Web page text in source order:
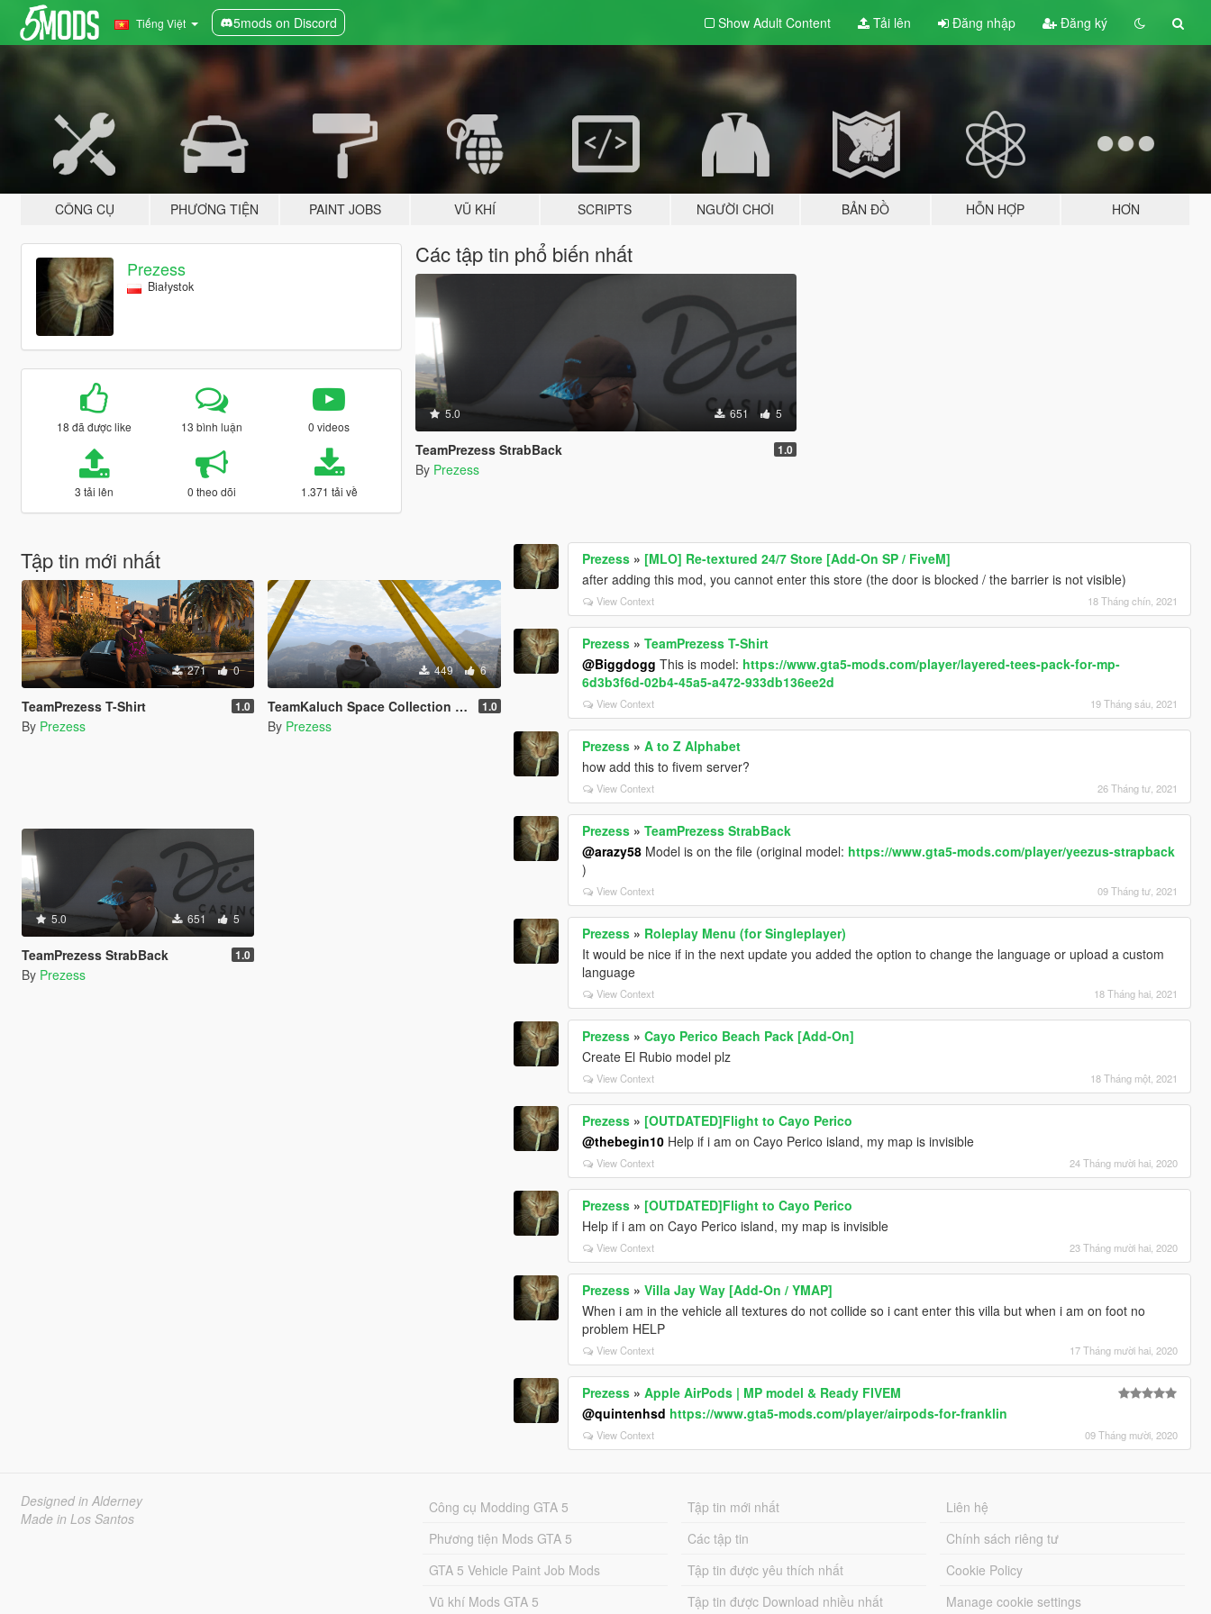
Tiếng Việt 5mods on Discord Show Adult Content Tải lên Đăng nhập Đăng ký
CÔNG CỤ PHƯƠNG TIỆN PAINT JOBS VŨ KHÍ SCRIPTS NGƯỜI CHƠI BẢN ĐỒ HỖN HỢP HƠN
Prezess
Białystok
18 đã được like 13 bình luận 0 videos
3 tải lên 0 theo dõi 1.371 tải về
Các tập tin phổ biến nhất
5.0 651 5
TeamPrezess StrabBack 1.0
By Prezess
Tập tin mới nhất
271 0
TeamPrezess T-Shirt 1.0
By Prezess
449 6
TeamKaluch Space Collection Pack [Mp Male] 1.0
By Prezess
5.0 651 5
TeamPrezess StrabBack 1.0
By Prezess
Prezess » [MLO] Re-textured 24/7 Store [Add-On SP / FiveM]
after adding this mod, you cannot enter this store (the door is blocked / the barrier is not visible)
View Context 18 Tháng chín, 2021
Prezess »TeamPrezess T-Shirt
@Biggdogg This is model: https://www.gta5-mods.com/player/layered-tees-pack-for-mp-
6d3b3f6d-02b4-45a5-a472-933db136ee2d
View Context 19 Tháng sáu, 2021
Prezess »A to Z Alphabet
how add this to fivem server?
View Context 26 Tháng tư, 2021
Prezess »TeamPrezess StrabBack
@arazy58 Model is on the file (original model: https://www.gta5-mods.com/player/yeezus-strapback
)
View Context 09 Tháng tư, 2021
Prezess » Roleplay Menu (for Singleplayer)
It would be nice if in the next update you added the option to change the language or upload a custom
language
View Context 18 Tháng hai, 2021
Prezess »Cayo Perico Beach Pack [Add-On]
Create El Rubio model plz
View Context 18 Tháng một, 2021
Prezess » [OUTDATED]Flight to Cayo Perico
@thebegin10 Help if i am on Cayo Perico island, my map is invisible
View Context 24 Tháng mười hai, 2020
Prezess » [OUTDATED]Flight to Cayo Perico
Help if i am on Cayo Perico island, my map is invisible
View Context 23 Tháng mười hai, 2020
Prezess »Villa Jay Way [Add-On / YMAP]
When i am in the vehicle all textures do not collide so i cant enter this villa but when i am on foot no
problem HELP
View Context 17 Tháng mười hai, 2020
Prezess »Apple AirPods | MP model & Ready FIVEM
@quintenhsd https://www.gta5-mods.com/player/airpods-for-franklin
View Context 09 Tháng mười, 2020
Designed in Alderney
Made in Los Santos
Công cụ Modding GTA 5
Phương tiện Mods GTA 5
GTA 5 Vehicle Paint Job Mods
Vũ khí Mods GTA 5
Tập tin mới nhất
Các tập tin
Tập tin được yêu thích nhất
Tập tin được Download nhiều nhất
Liên hệ
Chính sách riêng tư
Cookie Policy
Manage cookie settings